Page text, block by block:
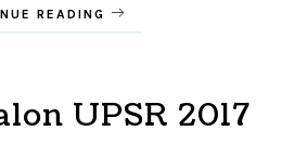
READING
UPSR 2017